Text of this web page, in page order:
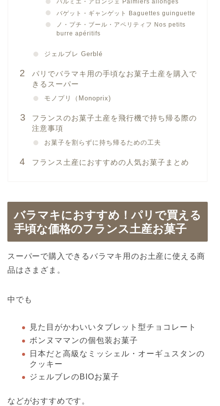
パルミエ・アロンジェ Palmiers allongés
バゲット・ギャンゲット Baguettes guinguette
ノ・プチ・ブール・アペリティフ Nos petits
burre apéritifs
ジェルブレ Gerblé
パリでバラマキ用の手頃なお菓子土産を購入で
きるスーパー
モノプリ（Monoprix)
フランスのお菓子土産を飛行機で持ち帰る際の
注意事項
お菓子を割らずに持ち帰るための工夫
フランス土産におすすめの人気お菓子まとめ
バラマキにおすすめ！パリで買える
手頃な価格のフランス土産お菓子
スーパーで購入できるバラマキ用のお土産に使える商
品はさまざま。
中でも
見た目がかわいいタブレット型チョコレート
ボンヌママンの個包装お菓子
日本だと高級なミッシェル・オーギュスタンの
クッキー
ジェルブレのBIOお菓子
などがおすすめです。